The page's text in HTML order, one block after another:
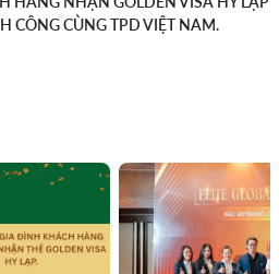
CÔNG CÙNG TPD VIỆT NAM.